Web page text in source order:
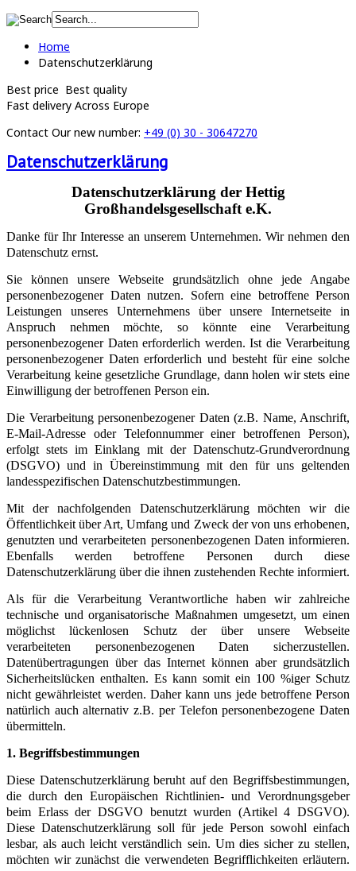
Home
Datenschutzerklärung
Best price Best quality
Fast delivery Across Europe
Contact Our new number: +49 (0) 30 - 30647270
Datenschutzerklärung
Datenschutzerklärung der Hettig
Großhandelsgesellschaft e.K.
Danke für Ihr Interesse an unserem Unternehmen. Wir nehmen den
Datenschutz ernst.
Sie können unsere Webseite grundsätzlich ohne jede Angabe
personenbezogener Daten nutzen. Sofern eine betroffene Person
Leistungen unseres Unternehmens über unsere Internetseite in
Anspruch nehmen möchte, so könnte eine Verarbeitung
personenbezogener Daten erforderlich werden. Ist die Verarbeitung
personenbezogener Daten erforderlich und besteht für eine solche
Verarbeitung keine gesetzliche Grundlage, dann holen wir stets eine
Einwilligung der betroffenen Person ein.
Die Verarbeitung personenbezogener Daten (z.B. Name, Anschrift,
E-Mail-Adresse oder Telefonnummer einer betroffenen Person),
erfolgt stets im Einklang mit der Datenschutz-Grundverordnung
(DSGVO) und in Übereinstimmung mit den für uns geltenden
landesspezifischen Datenschutzbestimmungen.
Mit der nachfolgenden Datenschutzerklärung möchten wir die
Öffentlichkeit über Art, Umfang und Zweck der von uns erhobenen,
genutzten und verarbeiteten personenbezogenen Daten informieren.
Ebenfalls werden betroffene Personen durch diese
Datenschutzerklärung über die ihnen zustehenden Rechte informiert.
Als für die Verarbeitung Verantwortliche haben wir zahlreiche
technische und organisatorische Maßnahmen umgesetzt, um einen
möglichst lückenlosen Schutz der über unsere Webseite
verarbeiteten personenbezogenen Daten sicherzustellen.
Datenübertragungen über das Internet können aber grundsätzlich
Sicherheitslücken enthalten. Es kann somit ein 100 %iger Schutz
nicht gewährleistet werden. Daher kann uns jede betroffene Person
natürlich auch alternativ z.B. per Telefon personenbezogene Daten
übermitteln.
1. Begriffsbestimmungen
Diese Datenschutzerklärung beruht auf den Begriffsbestimmungen,
die durch den Europäischen Richtlinien- und Verordnungsgeber
beim Erlass der DSGVO benutzt wurden (Artikel 4 DSGVO).
Diese Datenschutzerklärung soll für jede Person sowohl einfach
lesbar, als auch leicht verständlich sein. Um dies sicher zu stellen,
möchten wir zunächst die verwendeten Begrifflichkeiten erläutern.